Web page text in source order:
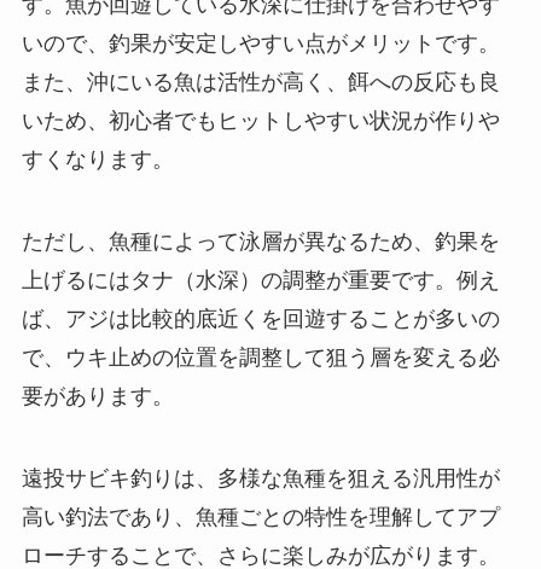
す。魚が回遊している水深に仕掛けを合わせやす
いので、釣果が安定しやすい点がメリットです。
また、沖にいる魚は活性が高く、餌への反応も良
いため、初心者でもヒットしやすい状況が作りや
すくなります。
ただし、魚種によって泳層が異なるため、釣果を
上げるにはタナ（水深）の調整が重要です。例え
ば、アジは比較的底近くを回遊することが多いの
で、ウキ止めの位置を調整して狙う層を変える必
要があります。
遠投サビキ釣りは、多様な魚種を狙える汎用性が
高い釣法であり、魚種ごとの特性を理解してアプ
ローチすることで、さらに楽しみが広がります。